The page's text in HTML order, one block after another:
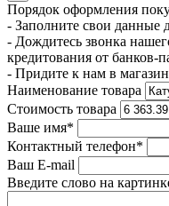
Порядок оформления
- Заполните свои данные
- Дождитесь звонка
кредитования от банков-
- Придите к нам в
Наименование товара
Стоимость товара
Ваше имя*
Контактный телефон*
Ваш E-mail
Введите слово на